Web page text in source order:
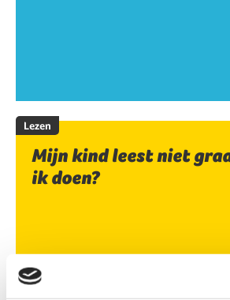
Lezen
Mijn kind leest niet
ik doen?